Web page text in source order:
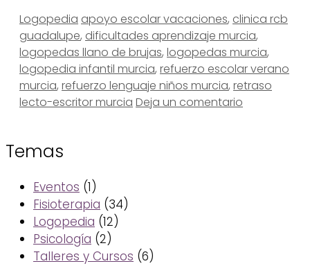
Categorías
Logopedia Etiquetas
apoyo escolar vacaciones, clinica rcb
guadalupe, dificultades aprendizaje murcia,
logopedas llano de brujas, logopedas murcia,
logopedia infantil murcia, refuerzo escolar verano
murcia, refuerzo lenguaje niños murcia, retraso
lecto-escritor murcia Deja un comentario
Temas
Eventos (1)
Fisioterapia (34)
Logopedia (12)
Psicología (2)
Talleres y Cursos (6)